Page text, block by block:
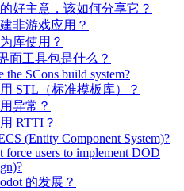
好主意，该如何分享它？
非游戏应用？
库使用？
面工具包是什么？
the SCons build system?
STL（标准模板库）？
异常？
RTTI？
(Entity Component System)?
force users to implement DOD
的发展？